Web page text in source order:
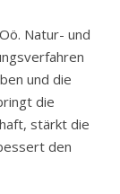
Natur- und
und die
die
stärkt die
den